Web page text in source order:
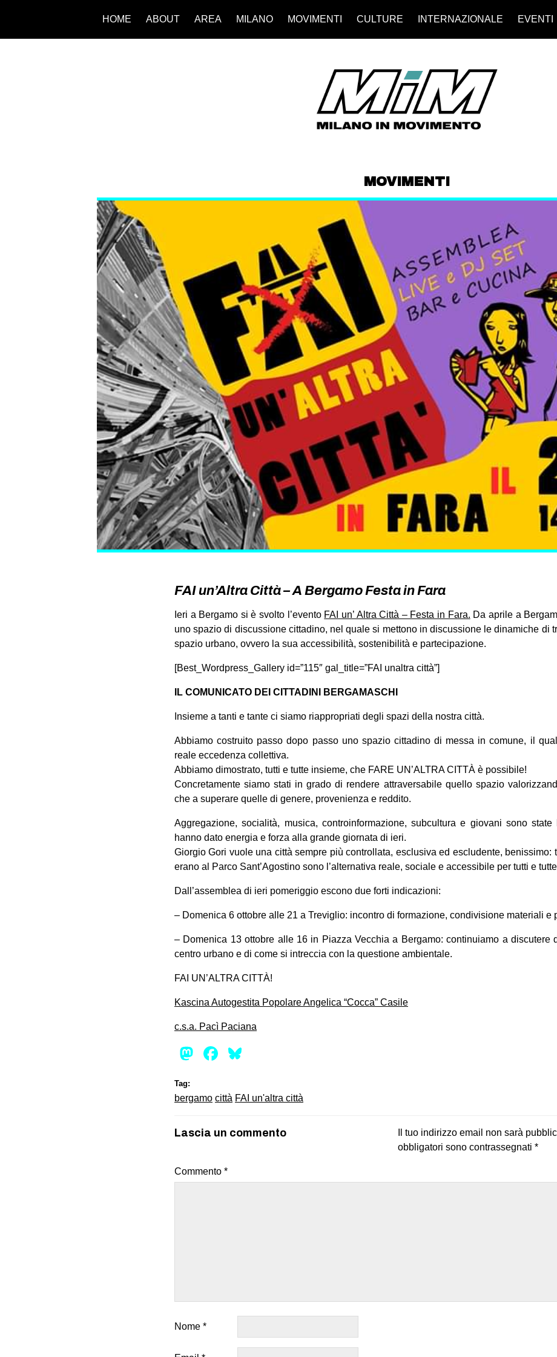
HOME ABOUT AREA MILANO MOVIMENTI CULTURE INTERNAZIONALE EVENTI
MOVIMENTI
FAI un’Altra Città – A Bergamo Festa in Fara
Ieri a Bergamo si è svolto l’evento FAI un’ Altra Città – Festa in Fara. Da aprile a
uno spazio di discussione cittadino, nel quale si mettono in discussione le dinamiche di
spazio urbano, ovvero la sua accessibilità, sostenibilità e partecipazione.
[Best_Wordpress_Gallery id=”115″ gal_title=”FAI unaltra città”]
IL COMUNICATO DEI CITTADINI BERGAMASCHI
Insieme a tanti e tante ci siamo riappropriati degli spazi della nostra città.
Abbiamo costruito passo dopo passo uno spazio cittadino di messa in comune, il
reale eccedenza collettiva.
Abbiamo dimostrato, tutti e tutte insieme, che FARE UN’ALTRA CITTÀ è possibile!
Concretamente siamo stati in grado di rendere attraversabile quello spazio
che a superare quelle di genere, provenienza e reddito.
Aggregazione, socialità, musica, controinformazione, subcultura e giovani sono
hanno dato energia e forza alla grande giornata di ieri.
Giorgio Gori vuole una città sempre più controllata, esclusiva ed escludente, benissimo:
erano al Parco Sant’Agostino sono l’alternativa reale, sociale e accessibile per tutti e
Dall’assemblea di ieri pomeriggio escono due forti indicazioni:
– Domenica 6 ottobre alle 21 a Treviglio: incontro di formazione, condivisione materiali e
– Domenica 13 ottobre alle 16 in Piazza Vecchia a Bergamo: continuiamo a discutere
centro urbano e di come si intreccia con la questione ambientale.
FAI UN’ALTRA CITTÀ!
Kascina Autogestita Popolare Angelica “Cocca” Casile
c.s.a. Pacì Paciana
Mastodon
Facebook
Tag:
bergamo città FAI un'altra città
Lascia un commento Il tuo indirizzo email non sarà
obbligatori sono contrassegnati *
Commento *
Nome *